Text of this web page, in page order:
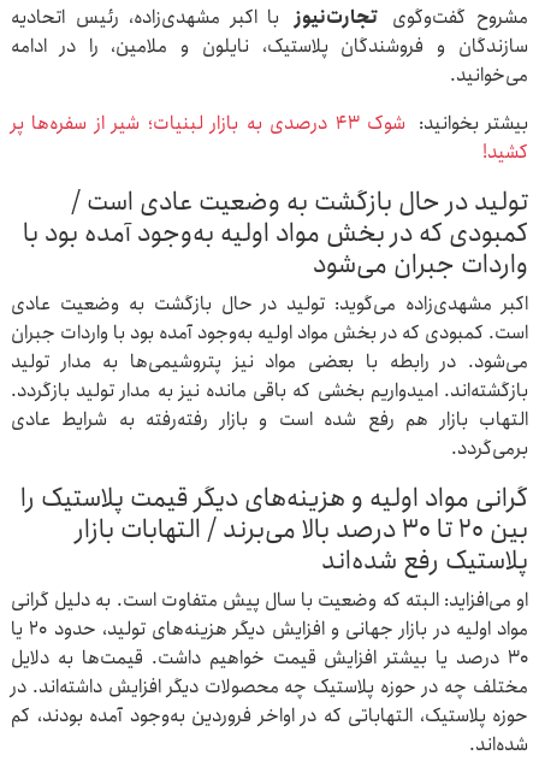
مشروح گفت‌وگویتجارت‌نیوز با اکبر مشهدی‌زاده، رئیس اتحادیه
سازندگان و فروشندگان پلاستیک، نایلون و ملامین، را در ادامه
می‌خوانید.
بیشتر بخوانید:
شوک ۴۳ درصدی به بازار لبنیات؛ شیر از سفره‌ها پر
کشید!
تولید در حال بازگشت به وضعیت عادی است /
کمبودی که در بخش مواد اولیه به‌وجود آمده بود با
واردات جبران می‌شود
اکبر مشهدی‌زاده می‌گوید: تولید در حال بازگشت به وضعیت عادی
است. کمبودی که در بخش مواد اولیه به‌وجود آمده بود با واردات جبران
می‌شود. در رابطه با بعضی مواد نیز پتروشیمی‌ها به مدار تولید
بازگشته‌اند. امیدواریم بخشی که باقی مانده نیز به مدار تولید بازگردد.
التهاب بازار هم رفع شده است و بازار رفته‌رفته به شرایط عادی
برمی‌گردد.
گرانی مواد اولیه و هزینه‌های دیگر قیمت پلاستیک را
بین ۲۰ تا ۳۰ درصد بالا می‌برند / التهابات بازار
پلاستیک رفع شده‌اند
او می‌افزاید: البته که وضعیت با سال پیش متفاوت است. به دلیل گرانی
مواد اولیه در بازار جهانی و افزایش دیگر هزینه‌های تولید، حدود ۲۰ یا
۳۰ درصد یا بیشتر افزایش قیمت خواهیم داشت. قیمت‌ها به دلایل
مختلف چه در حوزه پلاستیک چه محصولات دیگر افزایش داشته‌اند. در
حوزه پلاستیک، التهاباتی که در اواخر فروردین به‌وجود آمده بودند، کم
شده‌اند.